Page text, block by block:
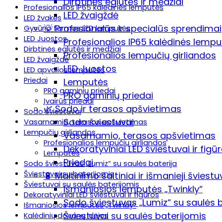
LED žvaigždė
💡 Profesionalūs ir specialūs sprendimai
Profesionalios IP65 kalėdinės
Profesionalios lempučių girliandos
LED Juostos
Lemputės
PRO gaminių priedai
🌿 Sodo ir terasos apšvietimas
Sodo šviestuvai
Vasarnamio, terasos apšvietimas
Dekoratyviniai LED šviestuvai ir
Priedai
🔋 Maitinimo šaltiniai ir išmanieji
Išmaniosios lemputės „Twinkly“
Sodo šviestuvas „Lumiz“ su saulės
Šviestuvai su saulės baterijomis
Profesionalios IP65 kalėdinės lemputės
LED žvakės
Gyvūno formos LED lemputės
LED Juostos
Dirbtinės eglutės ir medžiai
LED žvaigždė
LED apvalios lemputės
Priedai
PRO gaminių priedai
Įvairūs priedai
Sodo šviestuvai
Vasarnamio, terasos apšvietimas
Lempučių girliandos
Profesionalios lempučių girliandos
Lemputės
Sodo šviestuvas „Lumiz“ su saulės baterija
Šviestuvai su baterijomis
Šviestuvai su saulės baterijomis
Dekoratyviniai LED šviestuvai ir figūros
Išmaniosios lemputės „Twinkly“
Kalėdinių dovanų idėjos